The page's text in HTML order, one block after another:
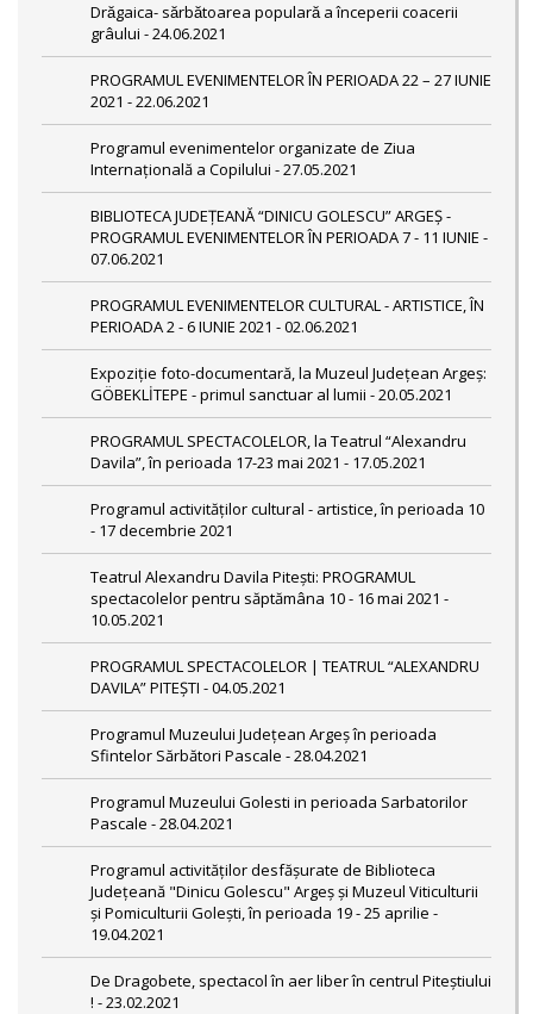
Drăgaica- sărbătoarea populară a începerii coacerii
grâului - 24.06.2021
PROGRAMUL EVENIMENTELOR ÎN PERIOADA 22 – 27 IUNIE
2021 - 22.06.2021
Programul evenimentelor organizate de Ziua
Internațională a Copilului - 27.05.2021
BIBLIOTECA JUDEȚEANĂ “DINICU GOLESCU” ARGEȘ -
PROGRAMUL EVENIMENTELOR ÎN PERIOADA 7 - 11 IUNIE -
07.06.2021
PROGRAMUL EVENIMENTELOR CULTURAL - ARTISTICE, ÎN
PERIOADA 2 - 6 IUNIE 2021 - 02.06.2021
Expoziție foto-documentară, la Muzeul Județean Argeș:
GÖBEKLİTEPE - primul sanctuar al lumii - 20.05.2021
PROGRAMUL SPECTACOLELOR, la Teatrul “Alexandru
Davila”, în perioada 17-23 mai 2021 - 17.05.2021
Programul activităților cultural - artistice, în perioada 10
- 17 decembrie 2021
Teatrul Alexandru Davila Pitești: PROGRAMUL
spectacolelor pentru săptămâna 10 - 16 mai 2021 -
10.05.2021
PROGRAMUL SPECTACOLELOR | TEATRUL “ALEXANDRU
DAVILA” PITEȘTI - 04.05.2021
Programul Muzeului Judeţean Argeș în perioada
Sfintelor Sărbători Pascale - 28.04.2021
Programul Muzeului Golesti in perioada Sarbatorilor
Pascale - 28.04.2021
Programul activităților desfășurate de Biblioteca
Județeană "Dinicu Golescu" Argeș și Muzeul Viticulturii
și Pomiculturii Golești, în perioada 19 - 25 aprilie -
19.04.2021
De Dragobete, spectacol în aer liber în centrul Piteștiului
! - 23.02.2021